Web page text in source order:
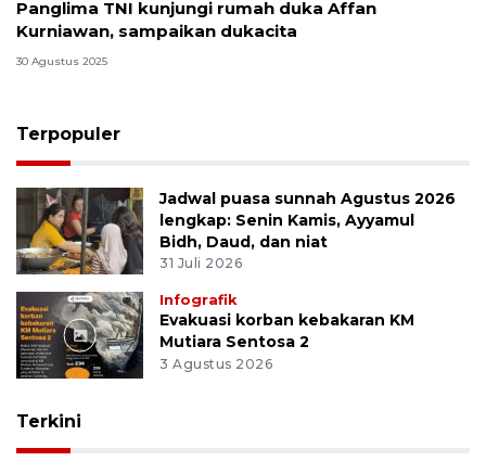
Panglima TNI kunjungi rumah duka Affan
Kurniawan, sampaikan dukacita
30 Agustus 2025
Terpopuler
Jadwal puasa sunnah Agustus 2026
lengkap: Senin Kamis, Ayyamul
Bidh, Daud, dan niat
31 Juli 2026
Infografik
Evakuasi korban kebakaran KM
Mutiara Sentosa 2
3 Agustus 2026
Terkini